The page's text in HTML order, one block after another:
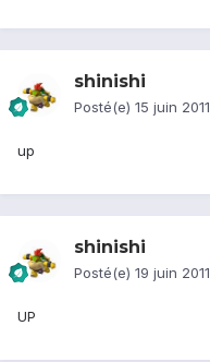
shinishi
Posté(e) 15 juin 2011
up
shinishi
Posté(e) 19 juin 2011
UP